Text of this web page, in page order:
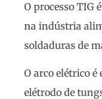
O processo TIG
na indústria
soldaduras de
O arco elétrico é
elétrodo de